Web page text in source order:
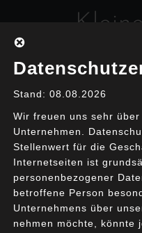
content
GAIA-X –
alles?
Stand: 08.08.2026
Wir freuen uns sehr
Unternehmen.
Stellenwert für die
Internetseiten ist
personenbezogener
betroffene Person
Unternehmens über
nehmen möchte, könnte